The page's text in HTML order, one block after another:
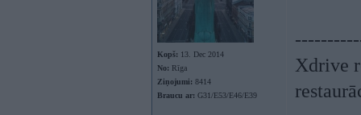
Kopš: 13. Dec 2014
No: Rīga
Ziņojumi: 8414
Braucu ar: G31/E53/E46/E39
Xdrive